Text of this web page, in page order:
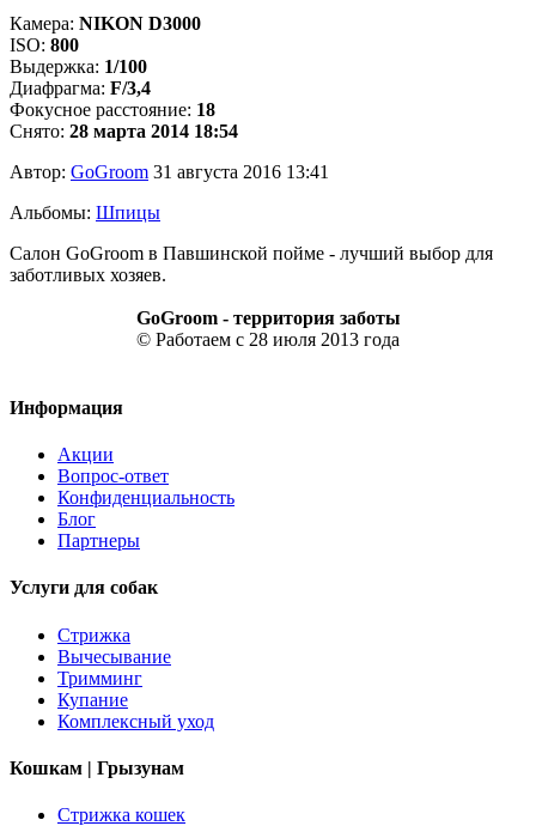
Камера: NIKON D3000
ISO: 800
Выдержка: 1/100
Диафрагма: F/3,4
Фокусное расстояние: 18
Снято: 28 марта 2014 18:54
Автор: GoGroom 31 августа 2016 13:41
Альбомы: Шпицы
Салон GoGroom в Павшинской пойме - лучший выбор для
заботливых хозяев.
GoGroom - территория заботы
© Работаем с 28 июля 2013 года
Информация
Акции
Вопрос-ответ
Конфиденциальность
Блог
Партнеры
Услуги для собак
Стрижка
Вычесывание
Тримминг
Купание
Комплексный уход
Кошкам | Грызунам
Стрижка кошек